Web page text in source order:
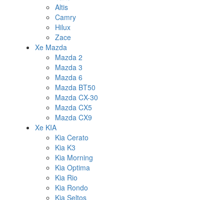
Altis
Camry
Hilux
Zace
Xe Mazda
Mazda 2
Mazda 3
Mazda 6
Mazda BT50
Mazda CX-30
Mazda CX5
Mazda CX9
Xe KIA
Kia Cerato
Kia K3
Kia Morning
Kia Optima
Kia Rio
Kia Rondo
Kia Seltos